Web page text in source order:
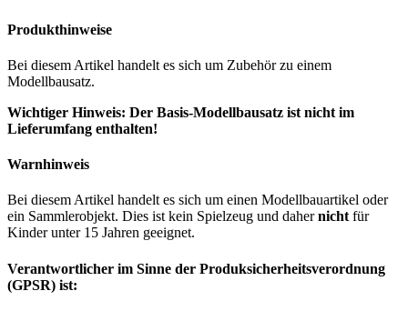
Produkthinweise
Bei diesem Artikel handelt es sich um Zubehör zu einem
Modellbausatz.
Wichtiger Hinweis: Der Basis-Modellbausatz ist nicht im
Lieferumfang enthalten!
Warnhinweis
Bei diesem Artikel handelt es sich um einen Modellbauartikel oder
ein Sammlerobjekt. Dies ist kein Spielzeug und dahernicht für
Kinder unter 15 Jahren geeignet.
Verantwortlicher im Sinne der Produksicherheitsverordnung
(GPSR) ist: